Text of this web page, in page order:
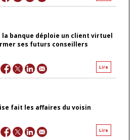
la banque déploie un client virtuel
ses futurs conseillers
Lire
fait les affaires du voisin
Lire